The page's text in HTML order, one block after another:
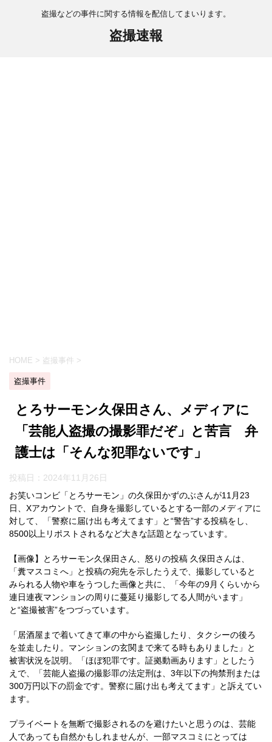
盗撮などの事件に関する情報を配信してまいります。
盗撮速報
HOME > 盗撮事件 >
盗撮事件
とろサーモン久保田さん、メディアに
「芸能人盗撮の撮影罪だぞ」と苦言 弁
護士は「そんな犯罪ないです」
投稿日： 2024年11月26日
お笑いコンビ「とろサーモン」の久保田かずのぶさんが11月23
日、Xアカウントで、自身を撮影しているとする一部のメディアに
対して、「警察に届け出も考えてます」と“警告”する投稿をし、
8500以上リポストされるなど大きな話題となっています。
【画像】とろサーモン久保田さん、怒りの投稿 久保田さんは、
「糞マスコミへ」と投稿の宛先を示したうえで、撮影していると
みられる人物や車をうつした画像と共に、「今年の9月くらいから
連日連夜マンションの周りに蔓延り撮影してる人間がいます」
と“盗撮被害”をつづっています。
「居酒屋まで着いてきて車の中から盗撮したり、タクシーの後ろ
を並走したり。マンションの玄関まで来てる時もありました」と
被害状況を説明。「ほぼ犯罪です。証拠動画あります」としたう
えで、「芸能人盗撮の撮影罪の法定刑は、3年以下の拘禁刑または
300万円以下の罰金です。警察に届け出も考えてます」と訴えてい
ます。
プライベートを無断で撮影されるのを避けたいと思うのは、芸能
人であっても自然かもしれませんが、一部マスコミにとっては